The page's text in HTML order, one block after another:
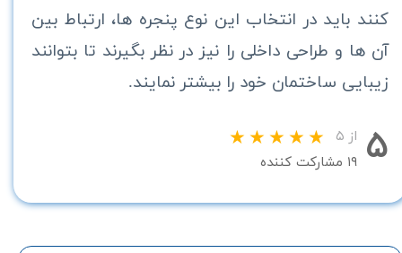
کنند باید در انتخاب این نوع پنجره ها، ارتباط بین
آن ها و طراحی داخلی را نیز در نظر بگیرند تا بتوانند
زیبایی ساختمان خود را بیشتر نمایند.
۵ از ۵
۱۹ مشارکت کننده